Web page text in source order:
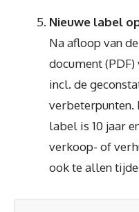
Nieuwe label
Na afloop van
document
incl. de
verbeterpunten.
label is 10 jaar
verkoop- of
ook te allen